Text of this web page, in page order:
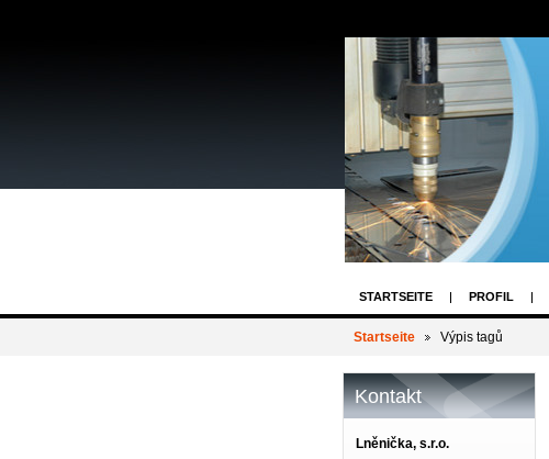
STARTSEITE PROFIL
Startseite Výpis tagů
Kontakt
Lněnička, s.r.o.